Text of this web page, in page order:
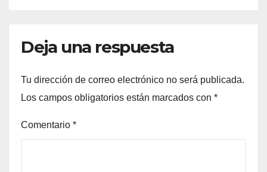
Deja una respuesta
Tu dirección de correo electrónico no será publicada.
Los campos obligatorios están marcados con *
Comentario *